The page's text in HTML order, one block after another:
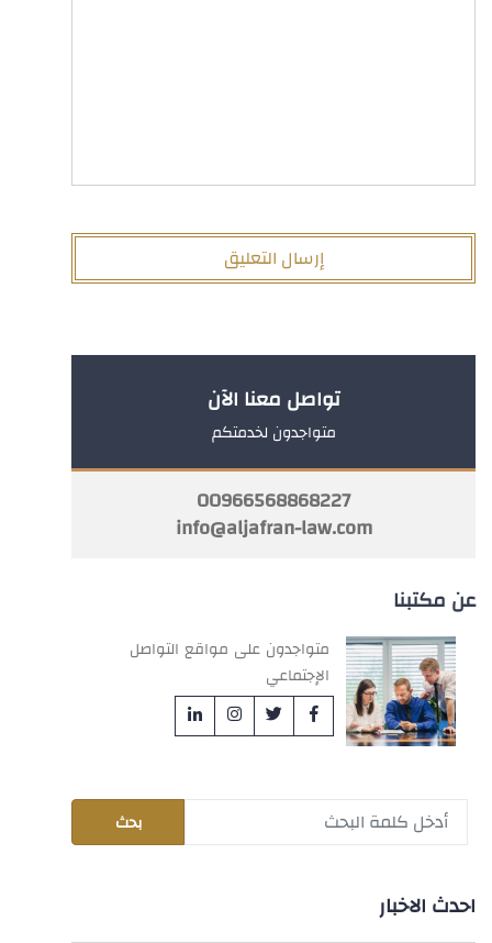
تواصل معنا الآن
متواجدون لخدمتكم
00966568868227
info@aljafran-law.com
عن مكتبنا
متواجدون على مواقع التواصل
الإجتماعي
احدث الاخبار